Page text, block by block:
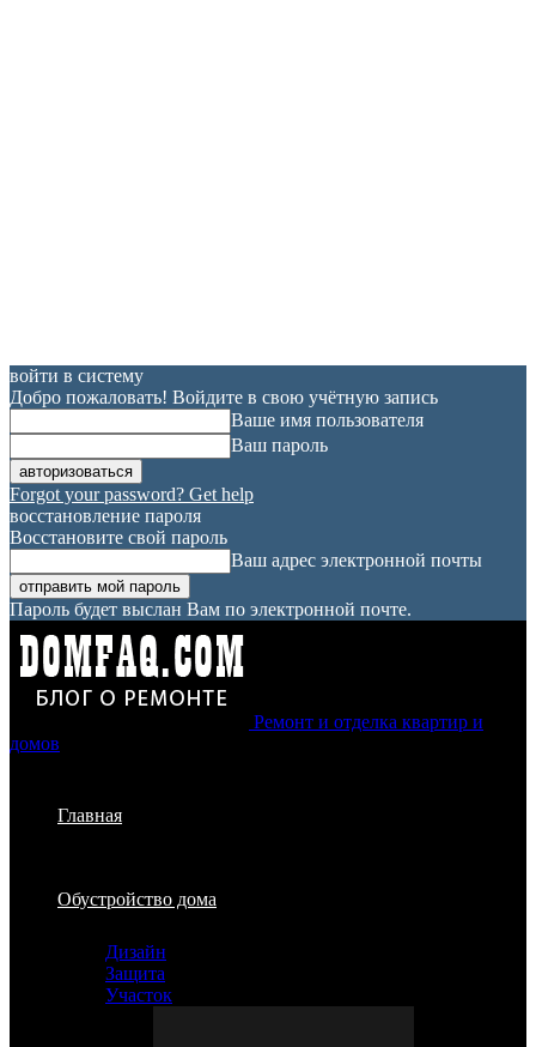
войти в систему
Добро пожаловать! Войдите в свою учётную запись
Ваше имя пользователя
Ваш пароль
Forgot your password? Get help
восстановление пароля
Восстановите свой пароль
Ваш адрес электронной почты
Пароль будет выслан Вам по электронной почте.
Ремонт и отделка квартир и
домов
Главная
Обустройство дома
Дизайн
Защита
Участок